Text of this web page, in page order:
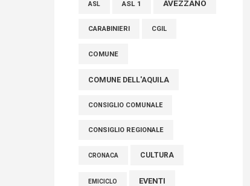
ASL ASL 1 AVEZZANO
CARABINIERI CGIL
COMUNE
COMUNE DELL'AQUILA
CONSIGLIO COMUNALE
CONSIGLIO REGIONALE
CRONACA CULTURA
EMICICLO EVENTI